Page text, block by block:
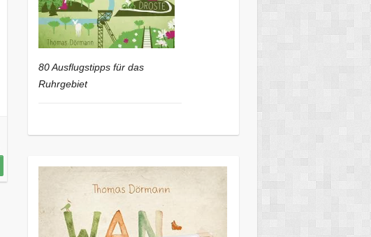
80 Ausflugstipps für das
Ruhrgebiet